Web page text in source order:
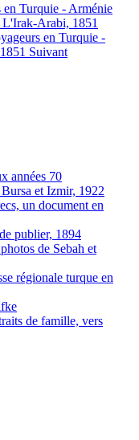
en Turquie - Arménie
Arabi, 1851
en Turquie -
Suivant
années 70
et Izmir, 1922
un document en
publier, 1894
de Sebah et
régionale turque en
de famille, vers